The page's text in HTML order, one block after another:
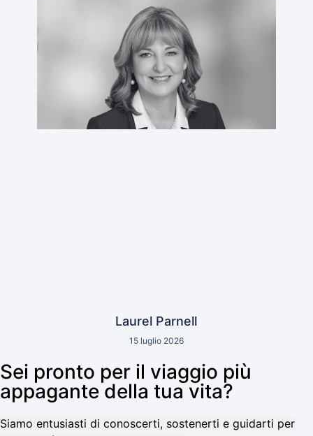
Laurel Parnell
15 luglio 2026
Sei pronto per il viaggio più
appagante della tua vita?
Siamo entusiasti di conoscerti, sostenerti e guidarti per